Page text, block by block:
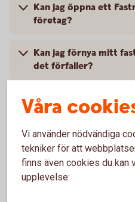
Kan jag öppna ett
företag?
Kan jag förnya mitt
det förfaller?
Går det att ha ett
Varför står det ett
fasträntekontot när
Villkor och övrig
Våra
Vi använder nödvändiga
tekniker för att
finns även cookies du kan
upplevelse: